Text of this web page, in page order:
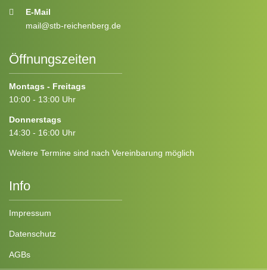
E-Mail
mail@stb-reichenberg.de
Öffnungszeiten
Montags - Freitags
10:00 - 13:00 Uhr
Donnerstags
14:30 - 16:00 Uhr
Weitere Termine sind nach Vereinbarung möglich
Info
Impressum
Datenschutz
AGBs